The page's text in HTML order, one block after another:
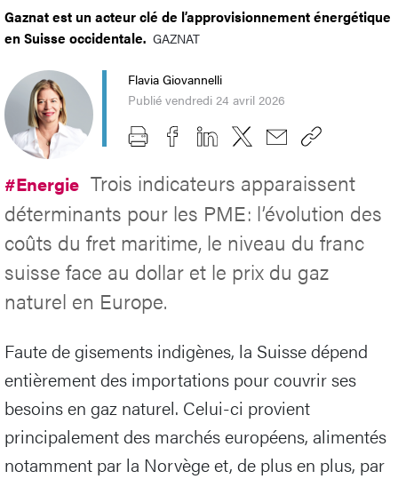
Gaznat est un acteur clé de l’approvisionnement énergétique
en Suisse occidentale. GAZNAT
Flavia Giovannelli
Publié vendredi 24 avril 2026
#Energie Trois indicateurs apparaissent
déterminants pour les PME: l’évolution des
coûts du fret maritime, le niveau du franc
suisse face au dollar et le prix du gaz
naturel en Europe.
Faute de gisements indigènes, la Suisse dépend
entièrement des importations pour couvrir ses
besoins en gaz naturel. Celui-ci provient
principalement des marchés européens, alimentés
notamment par la Norvège et, de plus en plus, par